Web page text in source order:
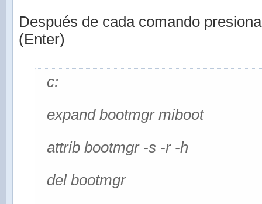
Después de cada comando
(Enter)
c:
expand bootmgr miboot
attrib bootmgr -s -r -h
del bootmgr